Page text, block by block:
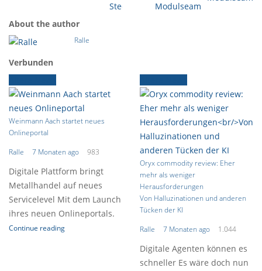
Steelfix RegularModulseam
About the author
Ralle
Verbunden
Weinmann Aach startet neues
Onlineportal
Ralle
7 Monaten ago 983
Digitale Plattform bringt
Metallhandel auf neues
Servicelevel Mit dem Launch
ihres neuen Onlineportals.
Continue reading
Oryx commodity review: Eher
mehr als weniger
Herausforderungen
Von Halluzinationen und anderen
Tücken der KI
Ralle
7 Monaten ago 1.044
Digitale Agenten können es
schneller Es wäre doch nun